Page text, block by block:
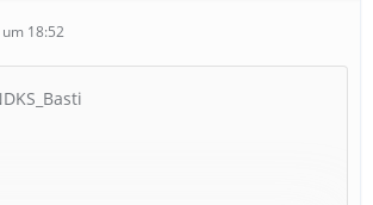
18:52